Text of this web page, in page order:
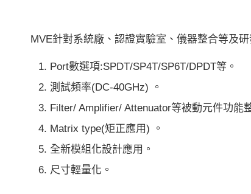
MVE針對系統廠、認證實驗室、儀器整合等及
Port數選項:SPDT/SP4T/SP6T/DPDT等。
測試頻率(DC-40GHz) 。
Filter/ Amplifier/ Attenuator等被動元件功能
Matrix type(矩正應用) 。
全新模組化設計應用。
尺寸輕量化。